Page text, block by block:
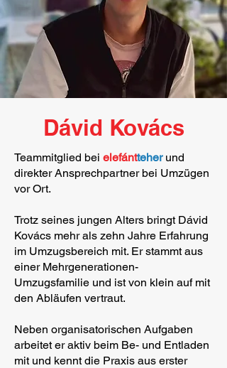
Dávid Kovács
Teammitglied bei elefántteher und
direkter Ansprechpartner bei Umzügen
vor Ort.
Trotz seines jungen Alters bringt Dávid
Kovács mehr als zehn Jahre Erfahrung
im Umzugsbereich mit. Er stammt aus
einer Mehrgenerationen-
Umzugsfamilie und ist von klein auf mit
den Abläufen vertraut.
Neben organisatorischen Aufgaben
arbeitet er aktiv beim Be- und Entladen
mit und kennt die Praxis aus erster